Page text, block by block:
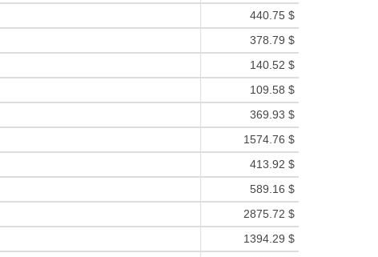
440.75 $
378.79 $
140.52 $
109.58 $
369.93 $
1574.76 $
413.92 $
589.16 $
2875.72 $
1394.29 $